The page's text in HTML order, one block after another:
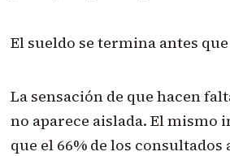
El sueldo se termina antes
La sensación de que hacen
no aparece aislada. El mismo
que el 66% de los